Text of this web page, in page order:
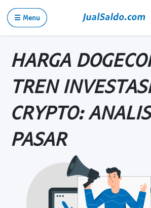
☰ Menu
HARGA
TREN
CRYPTO:
PASAR